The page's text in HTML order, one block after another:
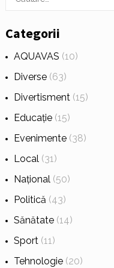
Categorii
AQUAVAS (10)
Diverse(63)
Divertisment(15)
Educație(15)
Evenimente(38)
Local(31)
Național(50)
Politică (43)
Sănătate(14)
Sport(11)
Tehnologie(20)